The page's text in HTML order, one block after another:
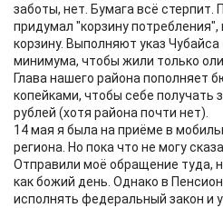
заботы, нет. Бумага всё стерпит.
придумал "корзину
корзину. Выполняют указ
минимума, чтобы жили только
Глава нашего района пополняет
копейками, чтобы себе получать
рублей (хотя района почти нет).
14 мая я была на приёме в
региона. Но пока что не могу
Отправили моё обращение туда,
как божий день. Однако в
исполнять федеральный закон и